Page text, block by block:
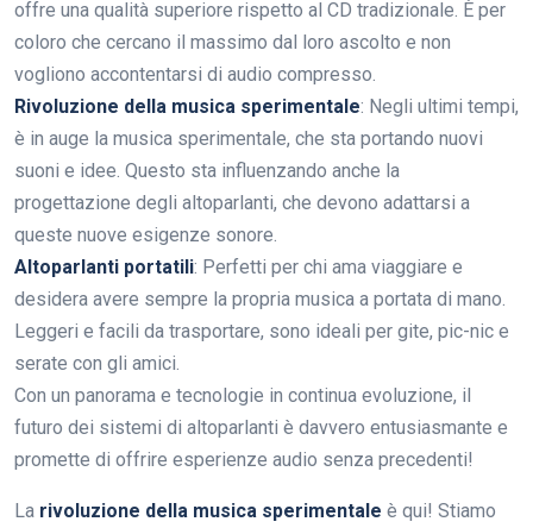
offre una qualità superiore rispetto al CD tradizionale. È per
coloro che cercano il massimo dal loro ascolto e non
vogliono accontentarsi di audio compresso.
Rivoluzione della musica sperimentale: Negli ultimi tempi,
è in auge la musica sperimentale, che sta portando nuovi
suoni e idee. Questo sta influenzando anche la
progettazione degli altoparlanti, che devono adattarsi a
queste nuove esigenze sonore.
Altoparlanti portatili: Perfetti per chi ama viaggiare e
desidera avere sempre la propria musica a portata di mano.
Leggeri e facili da trasportare, sono ideali per gite, pic-nic e
serate con gli amici.
Con un panorama e tecnologie in continua evoluzione, il
futuro dei sistemi di altoparlanti è davvero entusiasmante e
promette di offrire esperienze audio senza precedenti!
La rivoluzione della musica sperimentale è qui! Stiamo